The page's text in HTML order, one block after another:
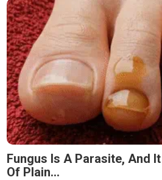
Fungus Is A Parasite, And
Of Plain...